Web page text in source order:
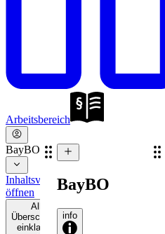
Arbeitsbereich
BayBO
Inhaltsverzeichnis
öffnen
Alle
Überschriften
einklappen
BayBO
info